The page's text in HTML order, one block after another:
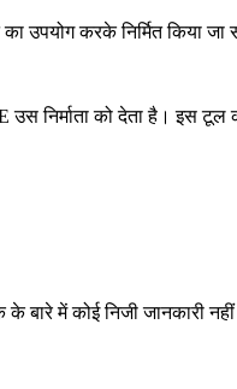
उपयोग करके निर्मित किया
निर्माता को देता है। इस
बारे में कोई निजी जानकारी नहीं